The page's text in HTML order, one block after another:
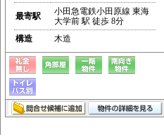
最寄駅
小田急電鉄小田原線 東海
大学前 駅 徒歩 8分
構造
木造